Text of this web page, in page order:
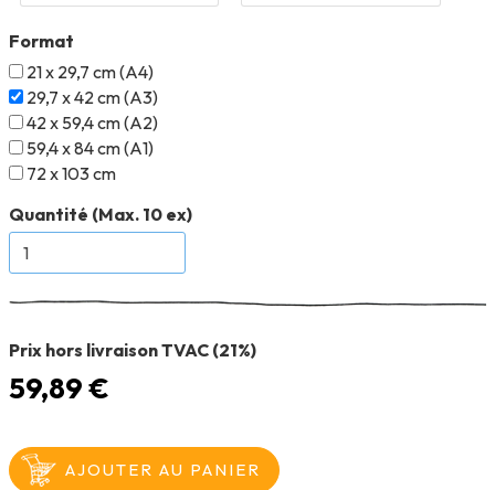
Format
21 x 29,7 cm (A4)
29,7 x 42 cm (A3)
42 x 59,4 cm (A2)
59,4 x 84 cm (A1)
72 x 103 cm
Quantité (Max. 10 ex)
Prix hors livraison TVAC (21%)
59,89 €